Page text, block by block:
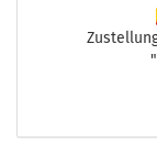
Zustellung